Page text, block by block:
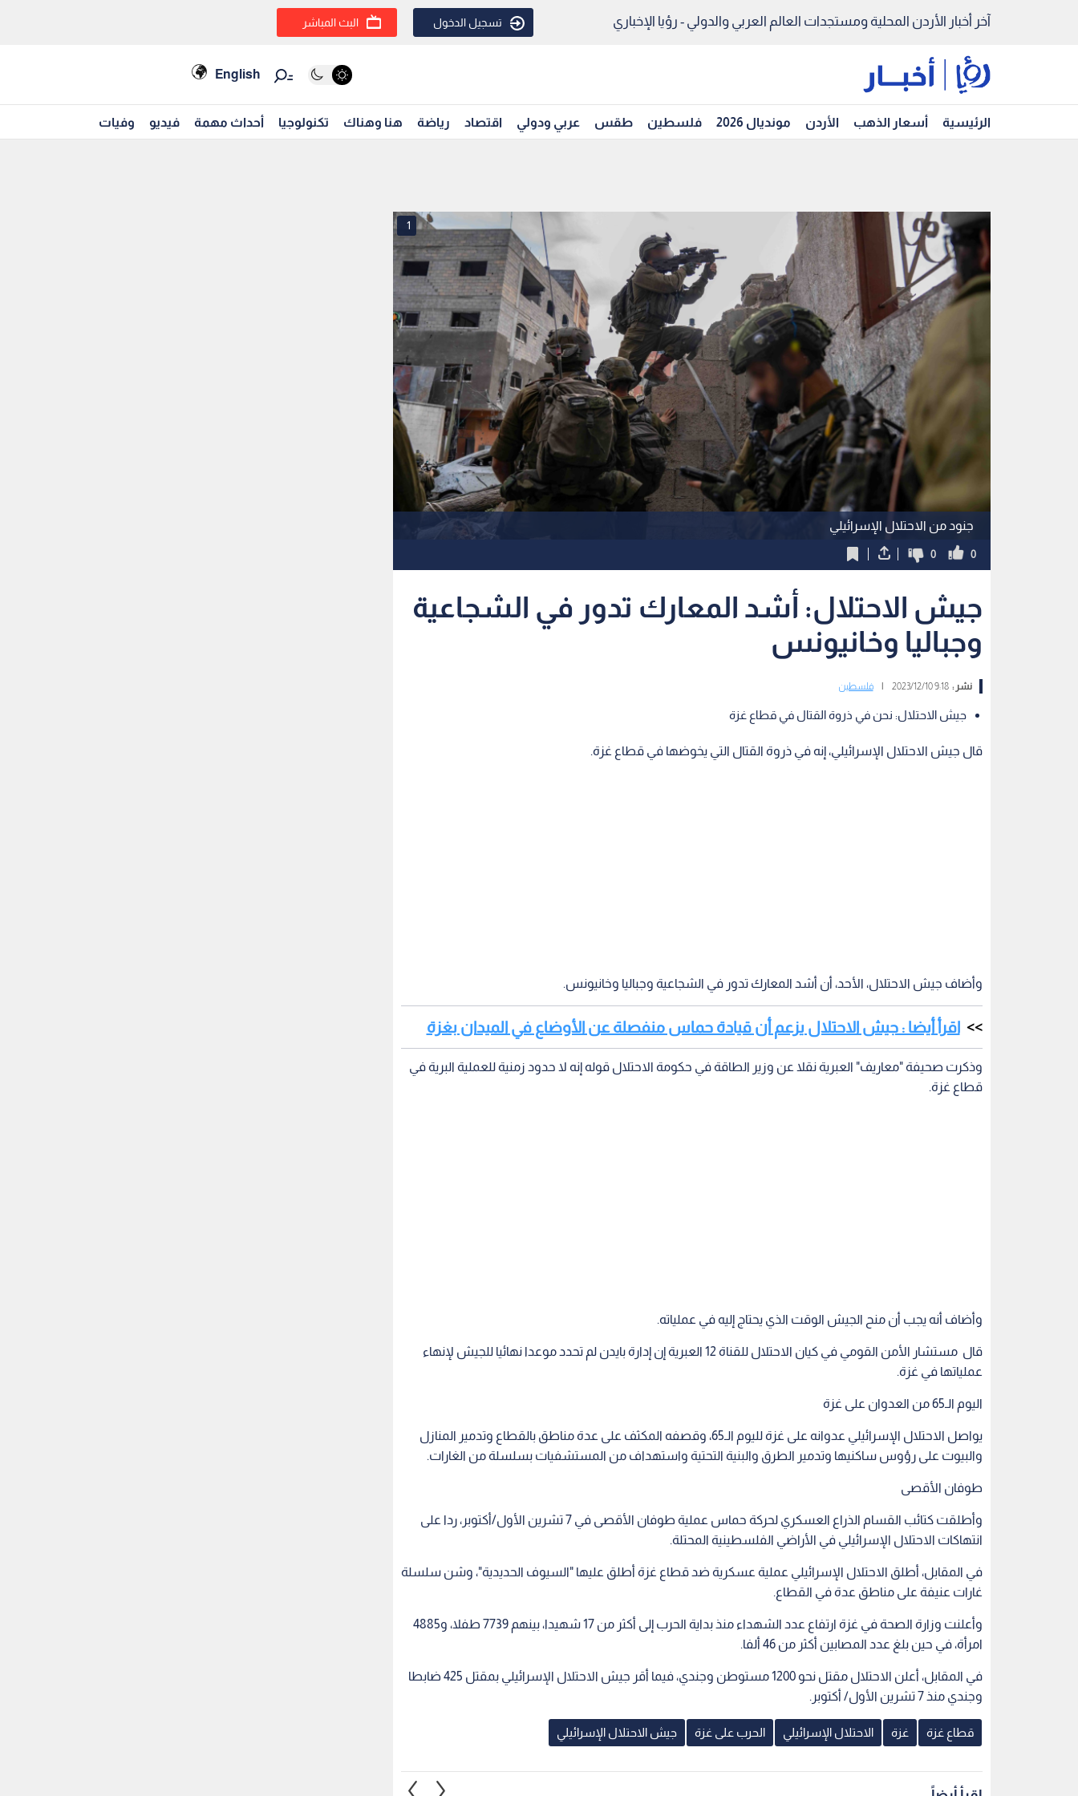
آخر أخبار الأردن المحلية ومستجدات العالم العربي والدولي - رؤيا الإخباري تسجيل الدخول البث المباشر
English
الرئيسية أسعار الذهب الأردن مونديال 2026 فلسطين طقس عربي ودولي اقتصاد رياضة هنا وهناك تكنولوجيا أحداث مهمة فيديو وفيات
جنود من الاحتلال الإسرائيلي
1
0
0
جيش الاحتلال: أشد المعارك تدور في الشجاعية
وجباليا وخانيونس
نشر :9:18 2023/12/10 فلسطين
جيش الاحتلال: نحن في ذروة القتال في قطاع غزة
قال جيش الاحتلال الإسرائيلي، إنه في ذروة القتال التي يخوضها في قطاع غزة.
وأضاف جيش الاحتلال، الأحد، أن أشد المعارك تدور في الشجاعية وجباليا وخانيونس.
اقرأ أيضا : جيش الاحتلال يزعم أن قيادة حماس منفصلة عن الأوضاع في الميدان بغزة
وذكرت صحيفة "معاريف" العبرية نقلا عن وزير الطاقة في حكومة الاحتلال قوله إنه لا حدود زمنية للعملية البرية في
قطاع غزة.
وأضاف أنه يجب أن منح الجيش الوقت الذي يحتاج إليه في عملياته.
قال مستشار الأمن القومي في كيان الاحتلال للقناة 12 العبرية إن إدارة بايدن لم تحدد موعدا نهائيا للجيش لإنهاء
عملياتها في غزة.
اليوم الـ65 من العدوان على غزة
يواصل الاحتلال الإسرائيلي عدوانه على غزة لليوم الـ65، وقصفه المكثف على عدة مناطق بالقطاع وتدمير المنازل
والبيوت على رؤوس ساكنيها وتدمير الطرق والبنية التحتية واستهداف من المستشفيات بسلسلة من الغارات.
طوفان الأقصى
وأطلقت كتائب القسام الذراع العسكري لحركة حماس عملية طوفان الأقصى في 7 تشرين الأول/أكتوبر، ردا على
انتهاكات الاحتلال الإسرائيلي في الأراضي الفلسطينية المحتلة.
في المقابل، أطلق الاحتلال الإسرائيلي عملية عسكرية ضد قطاع غزة أطلق عليها "السيوف الحديدية"، وشن سلسلة
غارات عنيفة على مناطق عدة في القطاع.
وأعلنت وزارة الصحة في غزة ارتفاع عدد الشهداء منذ بداية الحرب إلى أكثر من 17 شهيدا، بينهم 7739 طفلا، و4885
امرأة، في حين بلغ عدد المصابين أكثر من 46 ألفا.
في المقابل، أعلن الاحتلال مقتل نحو 1200 مستوطن وجندي، فيما أقر جيش الاحتلال الإسرائيلي بمقتل 425 ضابطا
وجندي منذ 7 تشرين الأول/ أكتوبر.
قطاع غزة غزة الاحتلال الإسرائيلي الحرب على غزة جيش الاحتلال الإسرائيلي